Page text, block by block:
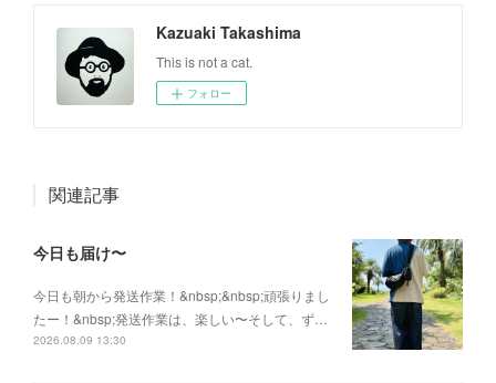
Kazuaki Takashima
This is not a cat.
フォロー
関連記事
今日も届け〜
今日も朝から発送作業！&nbsp;&nbsp;頑張りまし
たー！&nbsp;発送作業は、楽しい〜そして、ず…
2026.08.09 13:30